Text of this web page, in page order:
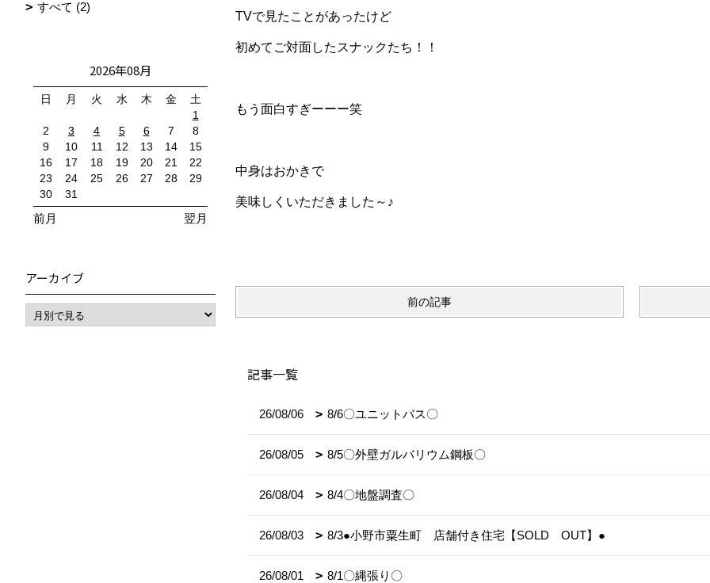
TVで見たことがあったけど
初めてご対面したスナックたち！！
もう面白すぎーーー笑
中身はおかきで
美味しくいただきました～♪
前の記事
記事一覧
26/08/06 8/6〇ユニットバス〇
26/08/05 8/5〇外壁ガルバリウム鋼板〇
26/08/04 8/4〇地盤調査〇
26/08/03 8/3●小野市粟生町 店舗付き住宅【SOLD OUT】●
26/08/01 8/1〇縄張り〇
すべて (2)
2026年08月
日 月 火 水 木 金
土
1
2
3 4 5 6 7
8
9
10 11 12 13 14
15
16
17 18 19 20 21
22
23
24 25 26 27 28
29
30
31
前月 翌月
アーカイブ